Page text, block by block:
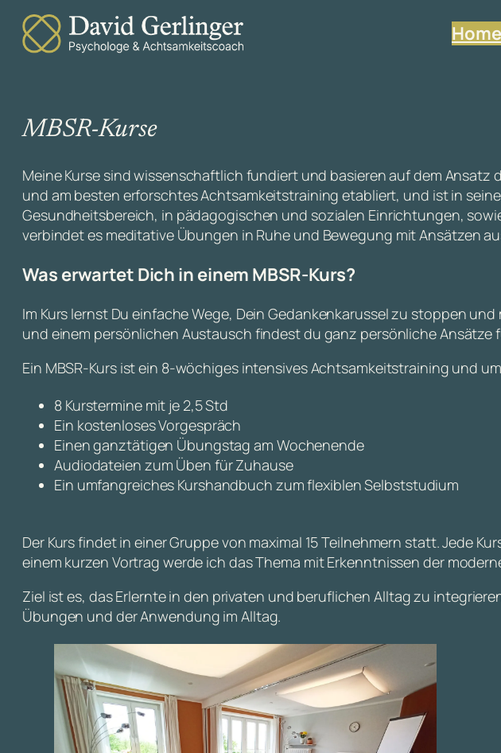
Home
MBSR-Kurse
Meine Kurse sind wissenschaftlich fundiert und basieren auf dem Ansatz
und am besten erforschtes Achtsamkeitstraining etabliert, und ist in
Gesundheitsbereich, in pädagogischen und sozialen Einrichtungen,
verbindet es meditative Übungen in Ruhe und Bewegung mit Ansätzen
Was erwartet Dich in einem MBSR-Kurs?
Im Kurs lernst Du einfache Wege, Dein Gedankenkarussel zu stoppen
und einem persönlichen Austausch findest du ganz persönliche Ansätze
Ein MBSR-Kurs ist ein 8-wöchiges intensives Achtsamkeitstraining und
8 Kurstermine mit je 2,5 Std
Ein kostenloses Vorgespräch
Einen ganztätigen Übungstag am Wochenende
Audiodateien zum Üben für Zuhause
Ein umfangreiches Kurshandbuch zum flexiblen Selbststudium
Der Kurs findet in einer Gruppe von maximal 15 Teilnehmern statt. Jede
einem kurzen Vortrag werde ich das Thema mit Erkenntnissen der
Ziel ist es, das Erlernte in den privaten und beruflichen Alltag zu
Übungen und der Anwendung im Alltag.